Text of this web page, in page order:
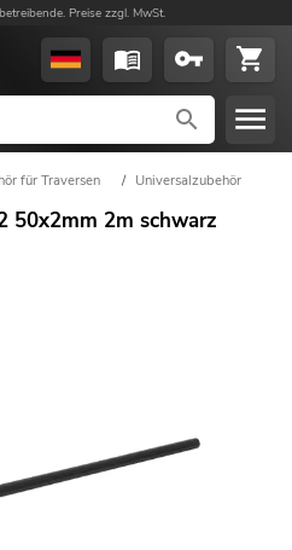
Preise zzgl. MwSt.
für Traversen / Universalzubehör
50x2mm 2m schwarz